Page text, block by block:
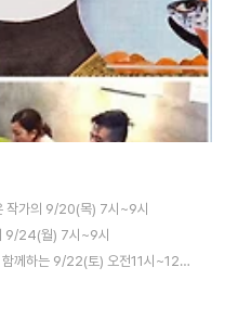
작가의 9/20(목) 7시~9시
9/24(월) 7시~9시
께하는 9/22(토) 오전11시~12